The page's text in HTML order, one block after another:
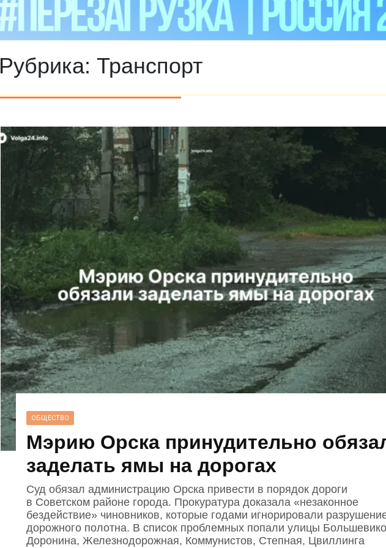
Рубрика: Транспорт
ОБЩЕСТВО
Мэрию Орска принудительно
заделать ямы на дорогах
Суд обязал администрацию Орска привести в порядок дороги
в Советском районе города. Прокуратура доказала «незаконное
бездействие» чиновников, которые годами игнорировали
дорожного полотна. В список проблемных попали улицы
Доронина, Железнодорожная, Коммунистов, Степная, Цвиллинга